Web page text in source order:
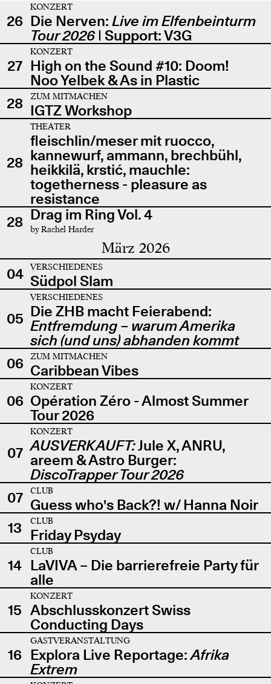
26
KONZERT
Die Nerven: Live im Elfenbeinturm
Tour 2026| Support: V3G
27
KONZERT
High on the Sound #10: Doom!
Noo Yelbek & As in Plastic
28
ZUM MITMACHEN
IGTZ Workshop
28
THEATER
fleischlin/meser mit ruocco,
kannewurf, ammann, brechbühl,
heikkilä, krstić, mauchle:
togetherness - pleasure as
resistance
28 Drag im Ring Vol. 4
by Rachel Harder
März 2026
04 VERSCHIEDENES
Südpol Slam
05
VERSCHIEDENES
Die ZHB macht Feierabend:
Entfremdung – warum Amerika
sich (und uns) abhanden kommt
06
ZUM MITMACHEN
Caribbean Vibes
06
KONZERT
Opération Zéro - Almost Summer
Tour 2026
07
KONZERT
AUSVERKAUFT:Jule X, ANRU,
areem & Astro Burger:
DiscoTrapper Tour 2026
07
CLUB
Guess who's Back?! w/ Hanna Noir
13
CLUB
Friday Psyday
14
CLUB
LaVIVA – Die barrierefreie Party für
alle
15
KONZERT
Abschlusskonzert Swiss
Conducting Days
16
GASTVERANSTALTUNG
Explora Live Reportage:Afrika
Extrem